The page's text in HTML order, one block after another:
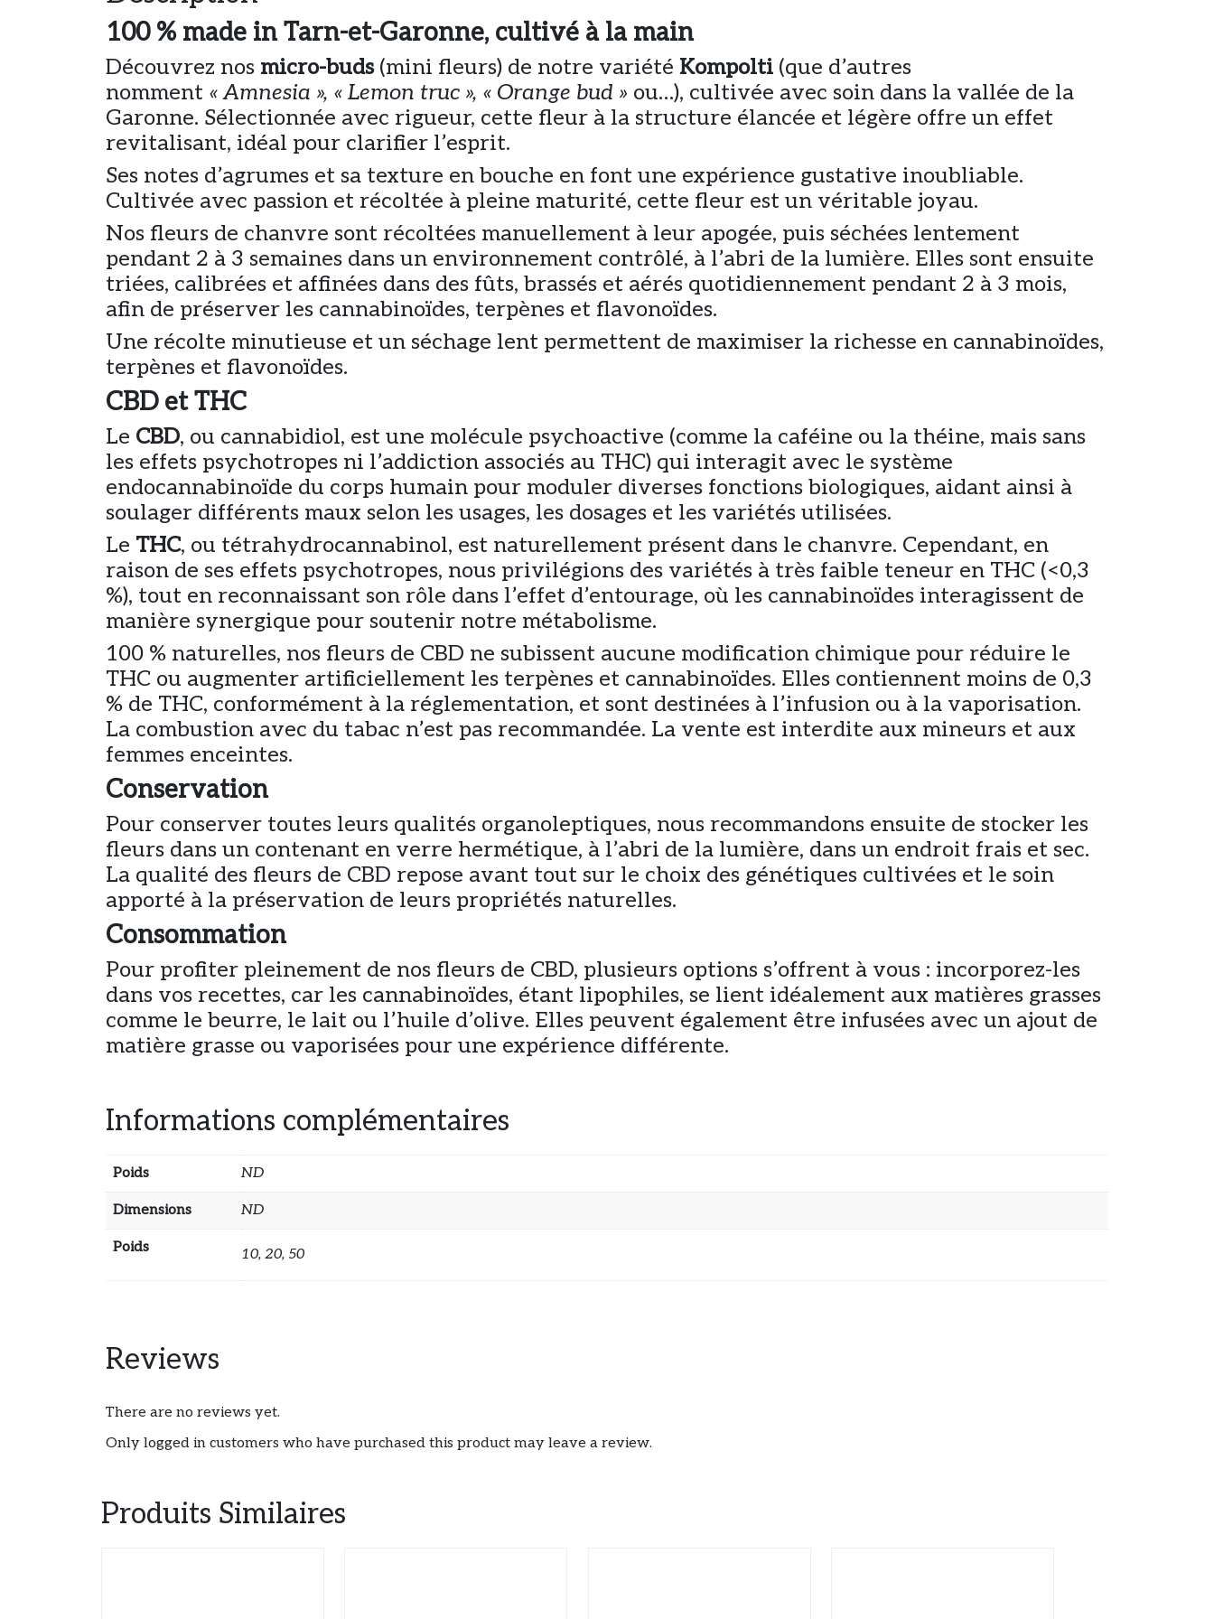
100 % made in Tarn-et-Garonne, cultivé à la main
Découvrez nos micro-buds(mini fleurs) de notre variété Kompolti (que d’autres
nomment « Amnesia », « Lemon truc », « Orange bud » ou…), cultivée avec soin dans la vallée de la
Garonne. Sélectionnée avec rigueur, cette fleur à la structure élancée et légère offre un effet
revitalisant, idéal pour clarifier l’esprit.
Ses notes d’agrumes et sa texture en bouche en font une expérience gustative inoubliable.
Cultivée avec passion et récoltée à pleine maturité, cette fleur est un véritable joyau.
Nos fleurs de chanvre sont récoltées manuellement à leur apogée, puis séchées lentement
pendant 2 à 3 semaines dans un environnement contrôlé, à l’abri de la lumière. Elles sont ensuite
triées, calibrées et affinées dans des fûts, brassés et aérés quotidiennement pendant 2 à 3 mois,
afin de préserver les cannabinoïdes, terpènes et flavonoïdes.
Une récolte minutieuse et un séchage lent permettent de maximiser la richesse en cannabinoïdes,
terpènes et flavonoïdes.
CBD et THC
Le CBD, ou cannabidiol, est une molécule psychoactive (comme la caféine ou la théine, mais sans
les effets psychotropes ni l’addiction associés au THC) qui interagit avec le système
endocannabinoïde du corps humain pour moduler diverses fonctions biologiques, aidant ainsi à
soulager différents maux selon les usages, les dosages et les variétés utilisées.
Le THC, ou tétrahydrocannabinol, est naturellement présent dans le chanvre. Cependant, en
raison de ses effets psychotropes, nous privilégions des variétés à très faible teneur en THC (<0,3
%), tout en reconnaissant son rôle dans l’effet d’entourage, où les cannabinoïdes interagissent de
manière synergique pour soutenir notre métabolisme.
100 % naturelles, nos fleurs de CBD ne subissent aucune modification chimique pour réduire le
THC ou augmenter artificiellement les terpènes et cannabinoïdes. Elles contiennent moins de 0,3
% de THC, conformément à la réglementation, et sont destinées à l’infusion ou à la vaporisation.
La combustion avec du tabac n’est pas recommandée. La vente est interdite aux mineurs et aux
femmes enceintes.
Conservation
Pour conserver toutes leurs qualités organoleptiques, nous recommandons ensuite de stocker les
fleurs dans un contenant en verre hermétique, à l’abri de la lumière, dans un endroit frais et sec.
La qualité des fleurs de CBD repose avant tout sur le choix des génétiques cultivées et le soin
apporté à la préservation de leurs propriétés naturelles.
Consommation
Pour profiter pleinement de nos fleurs de CBD, plusieurs options s’offrent à vous : incorporez-les
dans vos recettes, car les cannabinoïdes, étant lipophiles, se lient idéalement aux matières grasses
comme le beurre, le lait ou l’huile d’olive. Elles peuvent également être infusées avec un ajout de
matière grasse ou vaporisées pour une expérience différente.
Informations complémentaires
Poids ND
Dimensions ND
Poids 10, 20, 50
Reviews
There are no reviews yet.
Only logged in customers who have purchased this product may leave a review.
Produits Similaires